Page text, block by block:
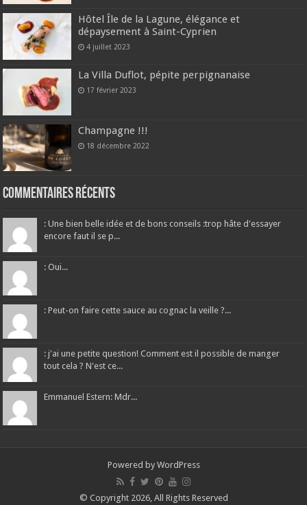
Hôtel Île de la Lagune, élégance et
dépaysement à Saint-Cyprien
4 juillet 2023
La Villa Duflot, pépite perpignanaise
17 février 2023
Champagne !!!
18 décembre 2022
Commentaires récents
: Une bien belle idée et de bons conseils :trop hâte d'essayer
encore faut il se p...
: Oui...
: Peut-on faire cette sauce au cognac la veille ?...
: j'ai une petite question! Comment est il possible de manger
tout cela ? N'est ce...
Emmanuel Estern: Mdr...
Powered by WordPress
© Copyright 2026, All Rights Reserved